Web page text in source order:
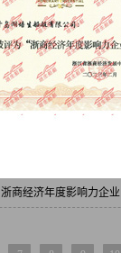
浙商经济年度影响力企业